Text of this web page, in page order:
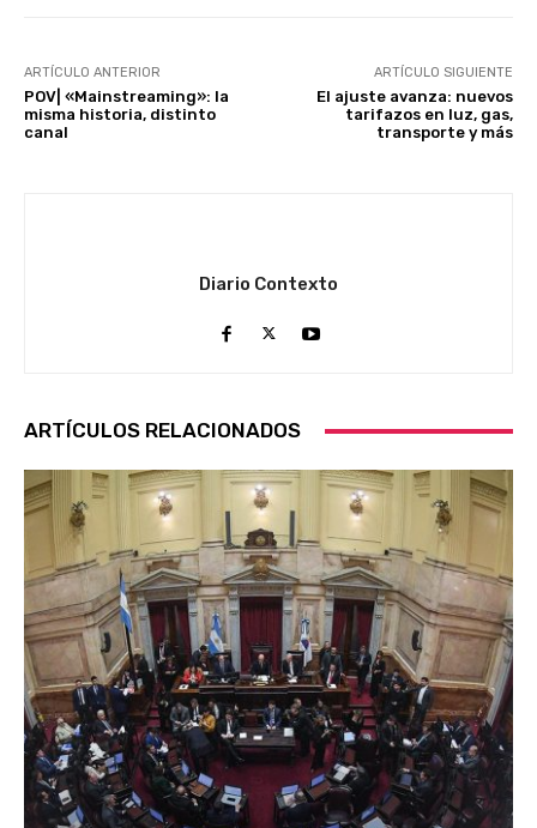
ARTÍCULO ANTERIOR
POV| «Mainstreaming»: la
misma historia, distinto
canal
ARTÍCULO SIGUIENTE
El ajuste avanza: nuevos
tarifazos en luz, gas,
transporte y más
Diario Contexto
ARTÍCULOS RELACIONADOS